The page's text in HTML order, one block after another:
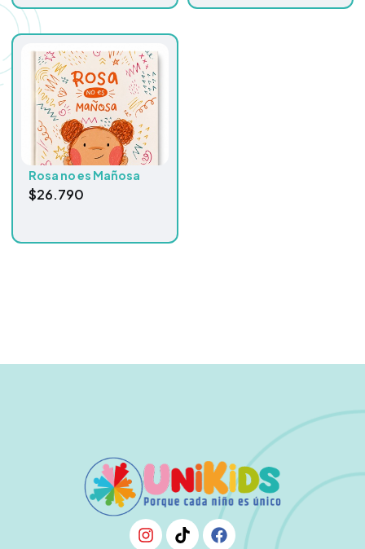
Rosa no es Mañosa
$26.790